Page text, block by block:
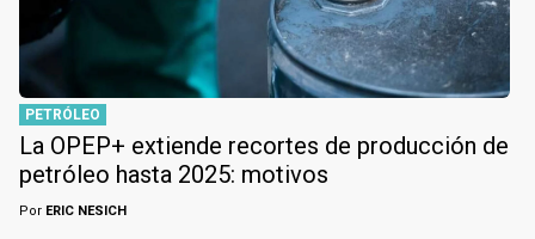
PETRÓLEO
La OPEP+ extiende recortes de producción de
petróleo hasta 2025: motivos
Por ERIC NESICH